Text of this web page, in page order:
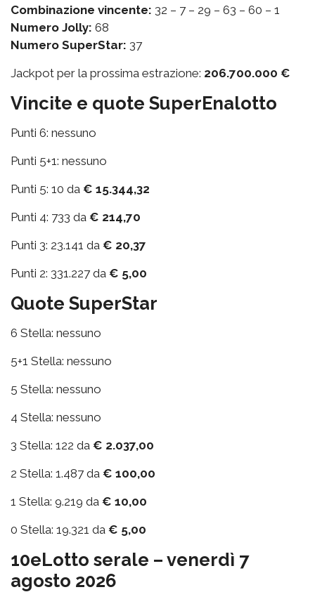
Combinazione vincente: 32 – 7 – 29 – 63 – 60 – 1
Numero Jolly: 68
Numero SuperStar: 37
Jackpot per la prossima estrazione: 206.700.000 €
Vincite e quote SuperEnalotto
Punti 6: nessuno
Punti 5+1: nessuno
Punti 5: 10 da € 15.344,32
Punti 4: 733 da € 214,70
Punti 3: 23.141 da € 20,37
Punti 2: 331.227 da € 5,00
Quote SuperStar
6 Stella: nessuno
5+1 Stella: nessuno
5 Stella: nessuno
4 Stella: nessuno
3 Stella: 122 da € 2.037,00
2 Stella: 1.487 da € 100,00
1 Stella: 9.219 da € 10,00
0 Stella: 19.321 da € 5,00
10eLotto serale – venerdì 7
agosto 2026